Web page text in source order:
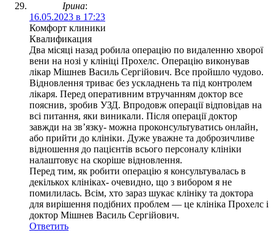
Ірина:
16.05.2023 в 17:23
Комфорт клиники
Квалификация
Два місяці назад робила операцію по видаленню хворої
вени на нозі у клініці Прохелс. Операцію виконував
лікар Мішнев Василь Сергійович. Все пройшло чудово.
Відновлення триває без ускладнень та під контролем
лікаря. Перед оперативним втручанням доктор все
пояснив, зробив УЗД. Впродовж операції відповідав на
всі питання, яки виникали. Після операції доктор
завжди на звʼязку- можна проконсультуватись онлайн,
або прийти до клініки. Дуже уважне та доброзичливе
відношення до пацієнтів всього персоналу клініки
налаштовує на скоріше відновлення.
Перед тим, як робити операцію я консультувалась в
декількох клініках- очевидно, що з вибором я не
помилилась. Всім, хто зараз шукає клініку та доктора
для вирішення подібних проблем — це клініка Прохелс і
доктор Мішнев Василь Сергійович.
Ответить